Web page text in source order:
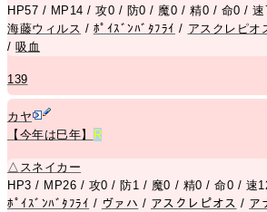
HP57 / MP14 / 攻0 / 防0 / 魔0 / 精0 / 命0 / 速
海藤ウィルス / ﾎﾟｲｽﾞﾝﾊﾞﾀﾌﾗｲ / アスクレピオ
/吸血
139
カヤ
【今年は巳年】
R
△ スネイカー
HP3 / MP26 / 攻0 / 防1 / 魔0 / 精0 / 命0 / 速
ﾎﾟｲｽﾞﾝﾊﾞﾀﾌﾗｲ / ヴァハ / アスクレピオス / ア